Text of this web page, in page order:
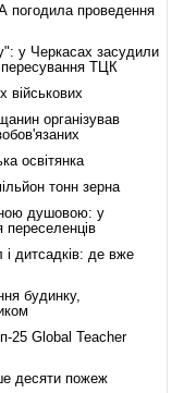
погодила проведення
у Черкасах засудили
пересування ТЦК
військових
організував
освітянка
тонн зерна
душовою: у
переселенців
і дитсадків: де вже
будинку,
25 Global Teacher
десяти пожеж